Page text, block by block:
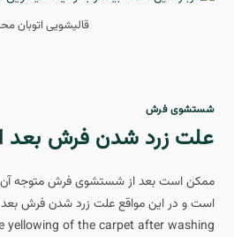
قالیشویی اتوبان
شستشوی فرش
علت زرد شدن فرش بعد
ممکن است بعد از شستشوی فرش متوجه